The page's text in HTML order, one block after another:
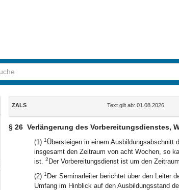
Inhalt
ZALS Text gilt ab: 01.08.2026
§ 26 Verlängerung des Vorbereitungsdienstes,
(1) 1Übersteigen in einem Ausbildungsabschnitt
insgesamt den Zeitraum von acht Wochen, so
ist. 2 Der Vorbereitungsdienst ist um den
(2) 1 Der Seminarleiter berichtet über den Leiter
Umfang im Hinblick auf den Ausbildungsstand